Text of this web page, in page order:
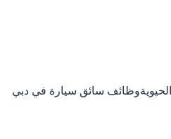
وظائف سائق سيارة في دبي